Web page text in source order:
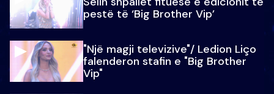
pestë të ‘Big Brother Vip’
"Një magji televizive"/ Ledion Liço
falenderon stafin e "Big Brother
Vip"